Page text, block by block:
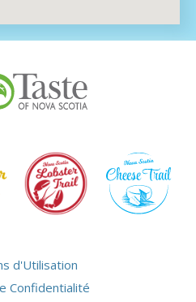
d'Utilisation
Confidentialité